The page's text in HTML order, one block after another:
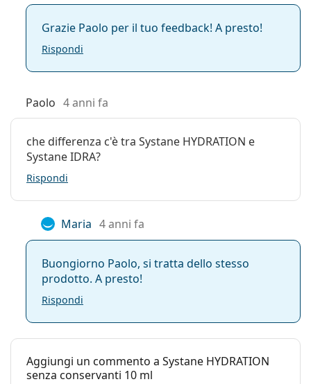
Grazie Paolo per il tuo feedback! A presto!
Rispondi
Paolo 4 anni fa
che differenza c'è tra Systane HYDRATION e
Systane IDRA?
Rispondi
Maria 4 anni fa
Buongiorno Paolo, si tratta dello stesso
prodotto. A presto!
Rispondi
Aggiungi un commento a Systane HYDRATION
senza conservanti 10 ml